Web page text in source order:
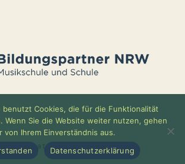
Datenschutzerklärung
benutzt Cookies, die für die Funktionalität
Wenn Sie die Website weiter nutzen, gehen
von Ihrem Einverständnis aus.
Datenschutzerklärung